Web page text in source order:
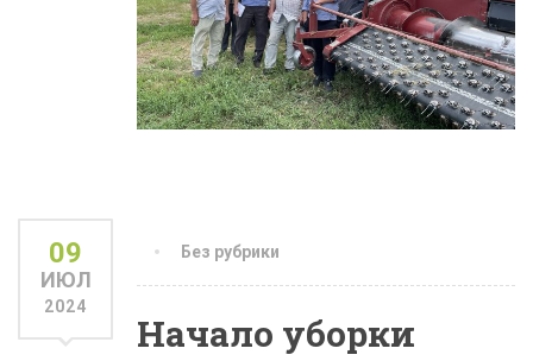
09
ИЮЛ
2024
Без рубрики
Начало уборки